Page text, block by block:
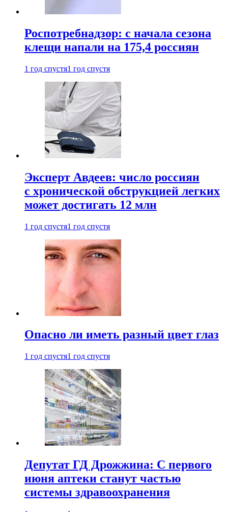
Роспотребнадзор: с начала сезона
клещи напали на 175,4 россиян
1 год спустя1 год спустя
Эксперт Авдеев: число россиян
с хронической обструкцией легких
может достигать 12 млн
1 год спустя1 год спустя
Опасно ли иметь разный цвет глаз
1 год спустя1 год спустя
Депутат ГД Дрожжина: С первого
июня аптеки станут частью
системы здравоохранения